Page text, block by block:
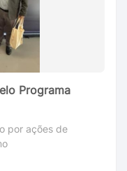
Programa
por ações de